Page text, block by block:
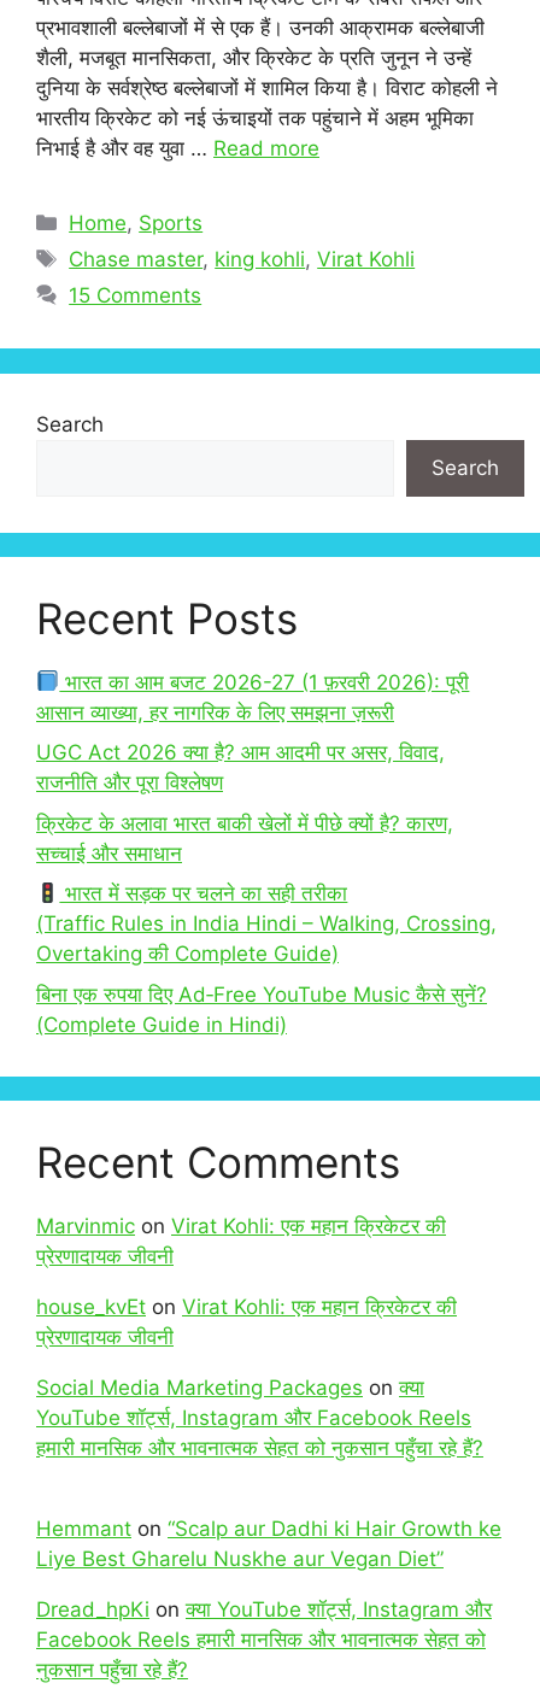
प्रभावशाली बल्लेबाजों में से एक हैं। उनकी आक्रामक बल्लेबाजी
शैली, मजबूत मानसिकता, और क्रिकेट के प्रति जुनून ने उन्हें
दुनिया के सर्वश्रेष्ठ बल्लेबाजों में शामिल किया है। विराट कोहली ने
भारतीय क्रिकेट को नई ऊंचाइयों तक पहुंचाने में अहम भूमिका
निभाई है और वह युवा … Read more
Categories
Home, Sports
Tags
Chase master, king kohli,Virat Kohli
15 Comments
Search
Search
Recent Posts
भारत का आम बजट 2026-27 (1 फ़रवरी 2026): पूरी
आसान व्याख्या, हर नागरिक के लिए समझना ज़रूरी
UGC Act 2026 क्या है? आम आदमी पर असर, विवाद,
राजनीति और पूरा विश्लेषण
क्रिकेट के अलावा भारत बाकी खेलों में पीछे क्यों है? कारण,
सच्चाई और समाधान
भारत में सड़क पर चलने का सही तरीका
(Traffic Rules in India Hindi – Walking, Crossing,
Overtaking की Complete Guide)
बिना एक रुपया दिए Ad‑Free YouTube Music कैसे सुनें?
(Complete Guide in Hindi)
Recent Comments
Marvinmic on Virat Kohli: एक महान क्रिकेटर की
प्रेरणादायक जीवनी
house_kvEt on Virat Kohli: एक महान क्रिकेटर की
प्रेरणादायक जीवनी
Social Media Marketing Packages onक्या
YouTube शॉर्ट्स, Instagram और Facebook Reels
हमारी मानसिक और भावनात्मक सेहत को नुकसान पहुँचा रहे हैं?
Hemmant on “Scalp aur Dadhi ki Hair Growth ke
Liye Best Gharelu Nuskhe aur Vegan Diet”
Dread_hpKi onक्या YouTube शॉर्ट्स, Instagram और
Facebook Reels हमारी मानसिक और भावनात्मक सेहत को
नुकसान पहुँचा रहे हैं?